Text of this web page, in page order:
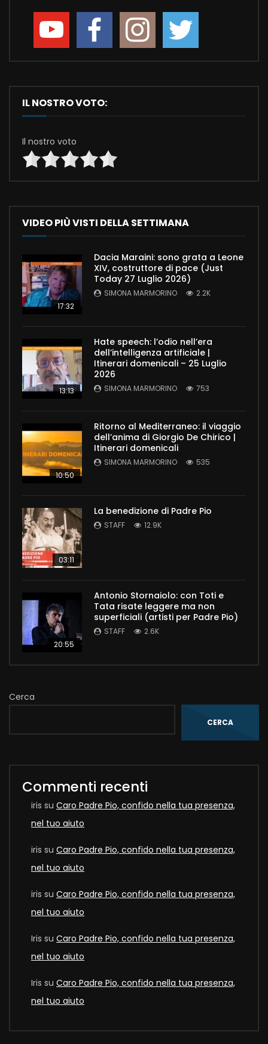
IL NOSTRO VOTO:
Il nostro voto
VIDEO PIÙ VISTI DELLA SETTIMANA
17:32
Dacia Maraini: sono grata a Leone
XIV, costruttore di pace (Just
Today 27 Luglio 2026)
SIMONA MARMORINO 2.2K
13:13
Hate speech: l’odio nell’era
dell’intelligenza artificiale |
Itinerari domenicali – 25 Luglio
2026
SIMONA MARMORINO 753
10:50
Ritorno al Mediterraneo: il viaggio
dell’anima di Giorgio De Chirico |
Itinerari domenicali
SIMONA MARMORINO 535
03:11
La benedizione di Padre Pio
STAFF 12.9K
20:55
Antonio Stornaiolo: con Toti e
Tata risate leggere ma non
superficiali (artisti per Padre Pio)
STAFF 2.6K
Cerca
CERCA
Commenti recenti
iris su Caro Padre Pio, confido nella tua presenza,
nel tuo aiuto
iris su Caro Padre Pio, confido nella tua presenza,
nel tuo aiuto
iris su Caro Padre Pio, confido nella tua presenza,
nel tuo aiuto
Iris su Caro Padre Pio, confido nella tua presenza,
nel tuo aiuto
Iris su Caro Padre Pio, confido nella tua presenza,
nel tuo aiuto